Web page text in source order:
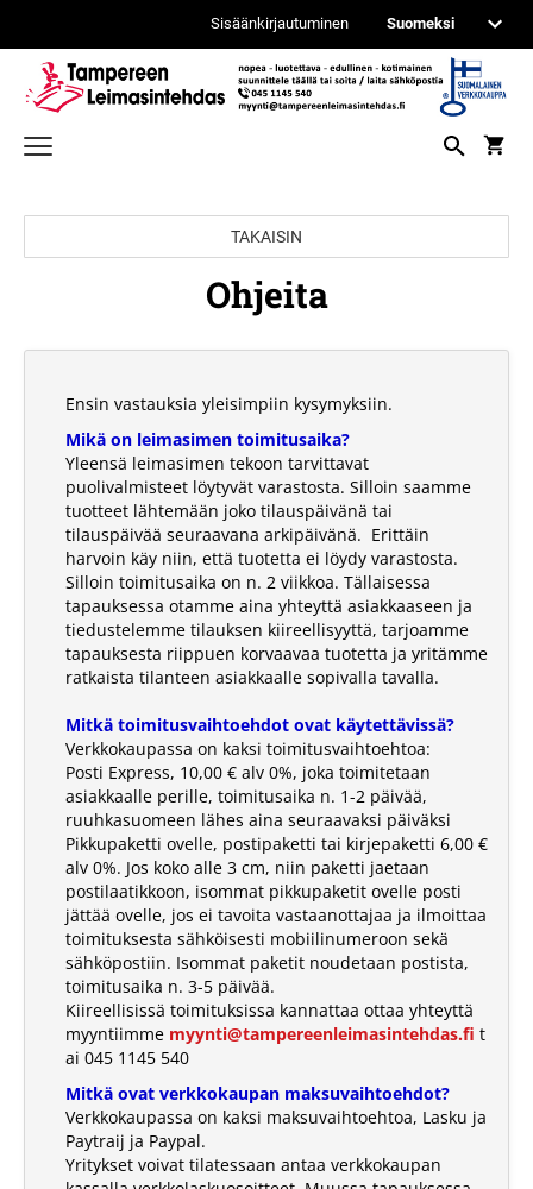
Sisäänkirjautuminen
ITSEVÄRJÄYTYVÄT PRINTY LEIMASIMET
ITSEVÄRJÄYTYVÄT PROFESSIONAL
PÄIVÄYS- JA NUMEROINTILEIMASIMET
PROFESSIONAL PÄIVÄMÄÄRÄLEIMASIMET
PRINTY PÄIVÄMÄÄRÄLEIMASIMET
PRINTY NUMEROLEIMASIMET
TRODAT CLASSIC NUMEROLEIMASIMET
TRODAT CLASSIC
PÄIVÄMÄÄRÄLEIMASIMET
PUUVARTISET KUMILEIMASIMET
PUUVARTISET KUMILEIMASIMET
VALMIIT LEIMASIMET
PYÖREÄ PUUVARTINEN KUMILEIMASIN
TAPAHTUMALEIMASIMET
TASKULEIMASIMET
TILIÖINTILEIMASIMET
REINER METALLILEIMASIMET
LEIMASINKYNÄT
MUSTETYYNYT JA TARVIKKEET
VAIHTOMUSTETYYNYT PRINTY
LEIMASIMIIN
LEIMASINTYYNYT TRODAT PROFESSIONAL
LEIMASIMIIN
VAIHTOMUSTETYYNYT COLOP
LEIMASIMIIN
TRODAT LEIMASINMUSTEET
MUSTETYYNYT PERINTEISILLE
LEIMASIMILLE
ITSELADOTTAVAT TEKSTILEIMASIMET
TYPOMATIC TARVIKKEET
PROFESSIONAL TYPOMATIC
ERIKOISMUSTEET
VALMIIT LEIMASIMET
PRINTY 4912 KAKSIVÄRISET
VAKIOLEIMASIMET
HARRASTELEIMASIMET
MONIVÄRILEIMASIMET
TRODAT PRINTY MONIVÄRILEIMASIN
TRODAT PROFESSIONAL
MONIVÄRILEIMASIN
TURVALEIMASIMET
TAPAHTUMALEIMASIMET
TEOLLISUUDEN MERKINTÄLAITTEET
TAKAISIN
Ohjeita
Ensin vastauksia yleisimpiin kysymyksiin.
Mikä on leimasimen toimitusaika?
Yleensä leimasimen tekoon tarvittavat
puolivalmisteet löytyvät varastosta. Silloin saamme
tuotteet lähtemään joko tilauspäivänä tai
tilauspäivää seuraavana arkipäivänä. Erittäin
harvoin käy niin, että tuotetta ei löydy varastosta.
Silloin toimitusaika on n. 2 viikkoa. Tällaisessa
tapauksessa otamme aina yhteyttä asiakkaaseen ja
tiedustelemme tilauksen kiireellisyyttä, tarjoamme
tapauksesta riippuen korvaavaa tuotetta ja yritämme
ratkaista tilanteen asiakkaalle sopivalla tavalla.
Mitkä toimitusvaihtoehdot ovat käytettävissä?
Verkkokaupassa on kaksi toimitusvaihtoehtoa:
Posti Express, 10,00 € alv 0%, joka toimitetaan
asiakkaalle perille, toimitusaika n. 1-2 päivää,
ruuhkasuomeen lähes aina seuraavaksi päiväksi
Pikkupaketti ovelle, postipaketti tai kirjepaketti 6,00 €
alv 0%. Jos koko alle 3 cm, niin paketti jaetaan
postilaatikkoon, isommat pikkupaketit ovelle posti
jättää ovelle, jos ei tavoita vastaanottajaa ja ilmoittaa
toimituksesta sähköisesti mobiilinumeroon sekä
sähköpostiin. Isommat paketit noudetaan postista,
toimitusaika n. 3-5 päivää.
Kiireellisissä toimituksissa kannattaa ottaa yhteyttä
myyntiimme myynti@tampereenleimasintehdas.fi t
ai 045 1145 540
Mitkä ovat verkkokaupan maksuvaihtoehdot?
Verkkokaupassa on kaksi maksuvaihtoehtoa, Lasku ja
Paytraij ja Paypal.
Yritykset voivat tilatessaan antaa verkkokaupan